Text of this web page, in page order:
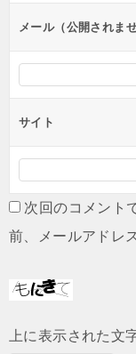
ンメール（公開されま
サイト
次回のコメント
前、メールアドレ
上に表示された文